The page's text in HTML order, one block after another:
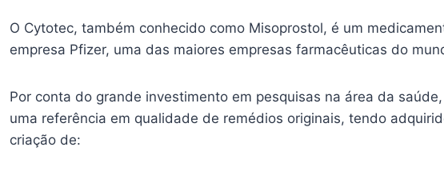
O Cytotec, também conhecido como Misoprostol, é um
empresa Pfizer, uma das maiores empresas farmacêuticas do
Por conta do grande investimento em pesquisas na área da
uma referência em qualidade de remédios originais, tendo
criação de: